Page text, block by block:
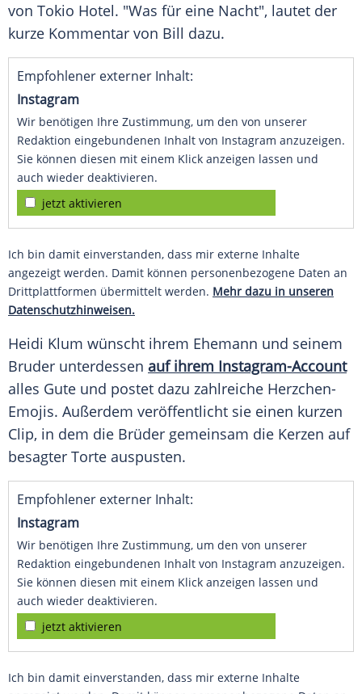
von Tokio Hotel. "Was für eine Nacht", lautet der
kurze Kommentar von Bill dazu.
Empfohlener externer Inhalt:
Instagram
Wir benötigen Ihre Zustimmung, um den von unserer
Redaktion eingebundenen Inhalt von Instagram anzuzeigen.
Sie können diesen mit einem Klick anzeigen lassen und
auch wieder deaktivieren.
jetzt aktivieren
Ich bin damit einverstanden, dass mir externe Inhalte
angezeigt werden. Damit können personenbezogene Daten an
Drittplattformen übermittelt werden. Mehr dazu in unseren
Datenschutzhinweisen.
Heidi Klum wünscht ihrem Ehemann und seinem
Bruder unterdessen auf ihrem Instagram-Account
alles Gute und postet dazu zahlreiche Herzchen-
Emojis. Außerdem veröffentlicht sie einen kurzen
Clip, in dem die Brüder gemeinsam die Kerzen auf
besagter Torte auspusten.
Empfohlener externer Inhalt:
Instagram
Wir benötigen Ihre Zustimmung, um den von unserer
Redaktion eingebundenen Inhalt von Instagram anzuzeigen.
Sie können diesen mit einem Klick anzeigen lassen und
auch wieder deaktivieren.
jetzt aktivieren
Ich bin damit einverstanden, dass mir externe Inhalte